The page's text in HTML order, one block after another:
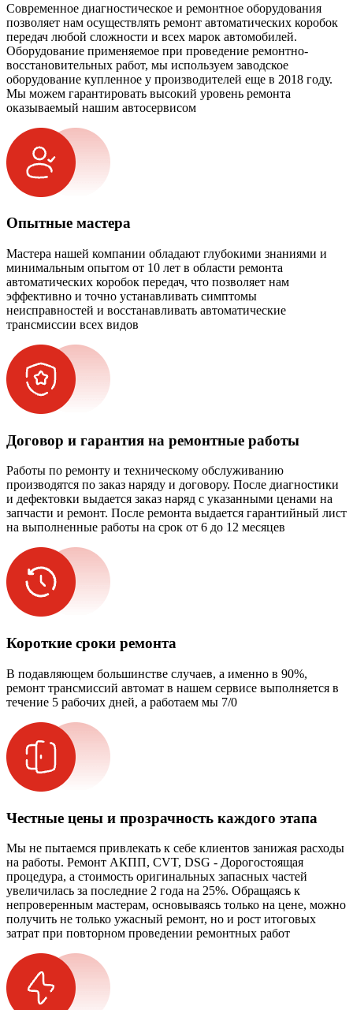
Современное диагностическое и ремонтное оборудования
позволяет нам осуществлять ремонт автоматических коробок
передач любой сложности и всех марок автомобилей.
Оборудование применяемое при проведение ремонтно-
восстановительных работ, мы используем заводское
оборудование купленное у производителей еще в 2018 году.
Мы можем гарантировать высокий уровень ремонта
оказываемый нашим автосервисом
Опытные мастера
Мастера нашей компании обладают глубокими знаниями и
минимальным опытом от 10 лет в области ремонта
автоматических коробок передач, что позволяет нам
эффективно и точно устанавливать симптомы
неисправностей и восстанавливать автоматические
трансмиссии всех видов
Договор и гарантия на ремонтные работы
Работы по ремонту и техническому обслуживанию
производятся по заказ наряду и договору. После диагностики
и дефектовки выдается заказ наряд с указанными ценами на
запчасти и ремонт. После ремонта выдается гарантийный лист
на выполненные работы на срок от 6 до 12 месяцев
Короткие сроки ремонта
В подавляющем большинстве случаев, а именно в 90%,
ремонт трансмиссий автомат в нашем сервисе выполняется в
течение 5 рабочих дней, а работаем мы 7/0
Честные цены и прозрачность каждого этапа
Мы не пытаемся привлекать к себе клиентов занижая расходы
на работы. Ремонт АКПП, CVT, DSG - Дорогостоящая
процедура, а стоимость оригинальных запасных частей
увеличилась за последние 2 года на 25%. Обращаясь к
непроверенным мастерам, основываясь только на цене, можно
получить не только ужасный ремонт, но и рост итоговых
затрат при повторном проведении ремонтных работ